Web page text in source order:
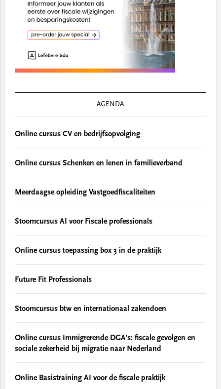
AGENDA
Online cursus CV en bedrijfsopvolging
Online cursus Schenken en lenen in familieverband
Meerdaagse opleiding Vastgoedfiscaliteiten
Stoomcursus AI voor Fiscale professionals
Online cursus toepassing box 3 in de praktijk
Future Fit Professionals
Stoomcursus btw en internationaal zakendoen
Online cursus Immigrerende DGA’s: fiscale gevolgen en
sociale zekerheid bij migratie naar Nederland
Online Basistraining AI voor de fiscale praktijk